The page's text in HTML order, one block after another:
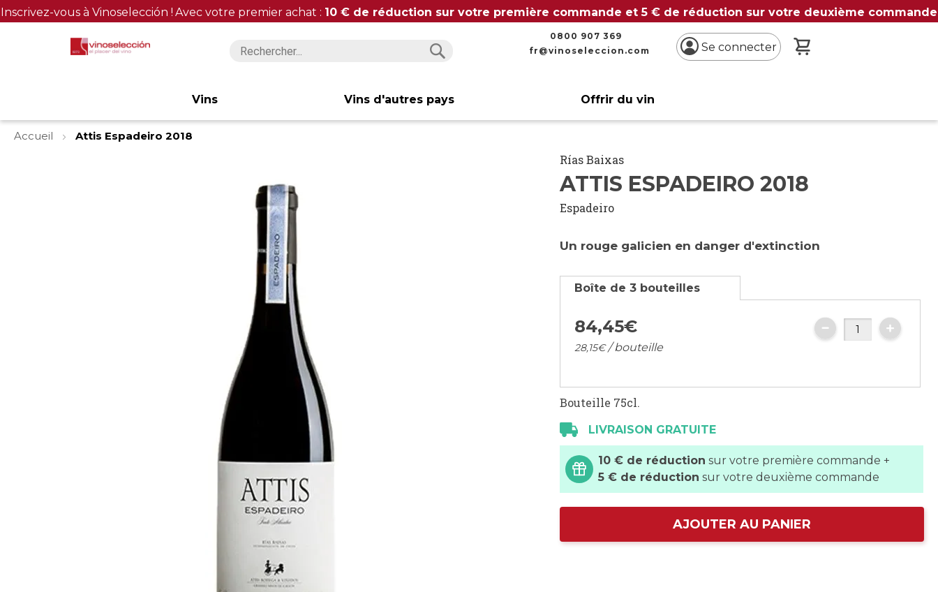
Inscrivez-vous à Vinoselección ! Avec votre premier achat : 10 € de réduction sur votre première commande et 5 € de réduction sur votre deuxième commande
0800 907 369
fr@vinoseleccion.com
Se connecter
Vins Vins d'autres pays Offrir du vin
Accueil
Attis Espadeiro 2018
Rías Baixas
ATTIS ESPADEIRO 2018
Espadeiro
Un rouge galicien en danger d'extinction
Boîte de 3 bouteilles
84,45€
28,15€/ bouteille
Bouteille 75cl.
LIVRAISON GRATUITE
10 € de réduction sur votre première commande +
5 € de réduction sur votre deuxième commande
AJOUTER AU PANIER